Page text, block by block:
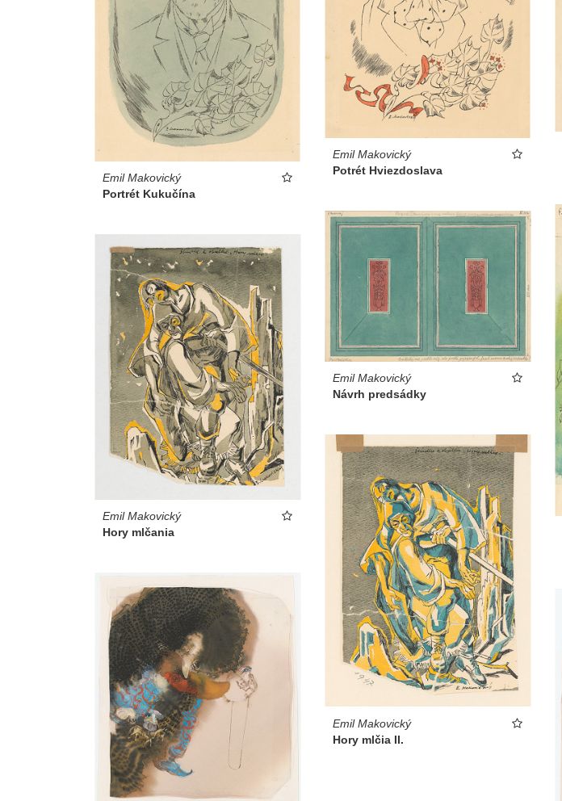
Emil Makovický
Portrét Kukučína
Emil Makovický
Potrét Hviezdoslava
Emil Makovický
Návrh predsádky
Emil Makovický
Hory mlčania
Emil Makovický
Hory mlčia II.